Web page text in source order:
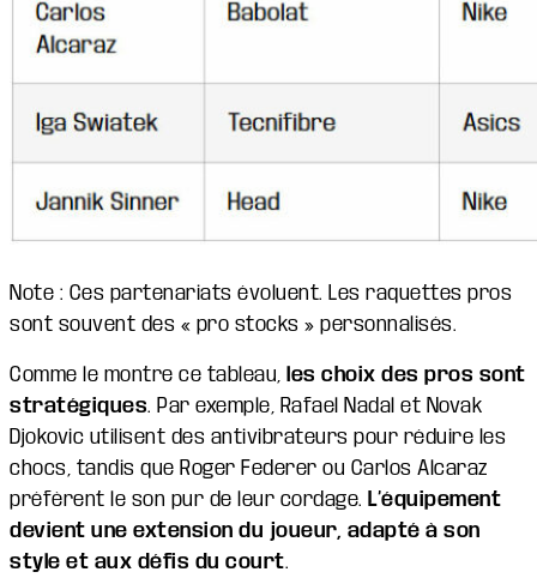
Note : Ces partenariats évoluent. Les raquettes pros
sont souvent des « pro stocks » personnalisés.
Comme le montre ce tableau, les choix des pros sont
stratégiques. Par exemple, Rafael Nadal et Novak
Djokovic utilisent des antivibrateurs pour réduire les
chocs, tandis que Roger Federer ou Carlos Alcaraz
préfèrent le son pur de leur cordage. L’équipement
devient une extension du joueur, adapté à son
style et aux défis du court.